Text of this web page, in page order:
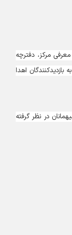
مرکز، دفترچه
اهدا
در نظر گرفته